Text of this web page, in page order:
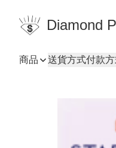
Diamond
商品 送貨方式付款